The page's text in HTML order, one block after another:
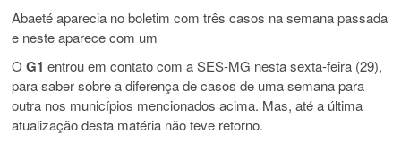
Abaeté aparecia no boletim com três casos na semana passada
e neste aparece com um
OG1 entrou em contato com a SES-MG nesta sexta-feira (29),
para saber sobre a diferença de casos de uma semana para
outra nos municípios mencionados acima. Mas, até a última
atualização desta matéria não teve retorno.